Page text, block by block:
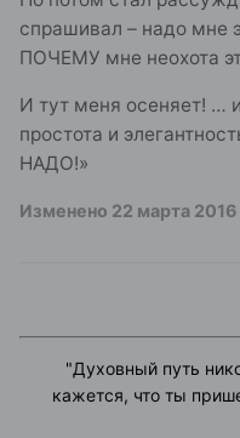
спрашивал – надо мне
ПОЧЕМУ мне неохота
И тут меня осеняет! …
простота и
НАДО!»
Изменено 22 марта 2016
"Духовный путь
кажется, что ты